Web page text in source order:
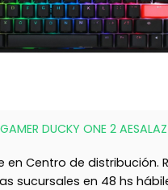
DUCKY ONE 2
en Centro de distribución.
sucursales en 48 hs